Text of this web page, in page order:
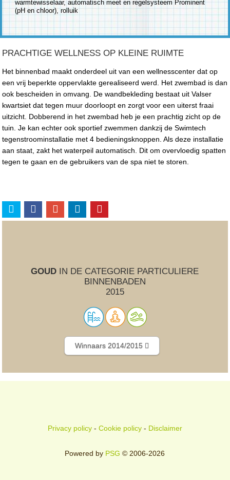
warmtewisselaar, automatisch meet en regelsysteem Prominent
(pH en chloor), rolluik
PRACHTIGE WELLNESS OP KLEINE RUIMTE
Het binnenbad maakt onderdeel uit van een wellnesscenter dat op
een vrij beperkte oppervlakte gerealiseerd werd. Het zwembad is dan
ook bescheiden in omvang. De wandbekleding bestaat uit Valser
kwartsiet dat tegen muur doorloopt en zorgt voor een uiterst fraai
uitzicht. Dobberend in het zwembad heb je een prachtig zicht op de
tuin. Je kan echter ook sportief zwemmen dankzij de Swimtech
tegenstroominstallatie met 4 bedieningsknoppen. Als deze installatie
aan staat, zakt het waterpeil automatisch. Dit om overvloedig spatten
tegen te gaan en de gebruikers van de spa niet te storen.
GOUD IN DE CATEGORIE PARTICULIERE
BINNENBADEN
2015
Winnaars 2014/2015
Privacy policy- Cookie policy- Disclaimer
Powered by PSG © 2006-2026